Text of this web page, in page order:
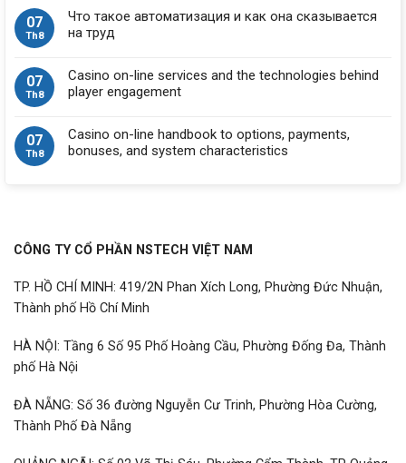
07
Th8
Что такое автоматизация и как она сказывается
на труд
07
Th8
Casino on-line services and the technologies behind
player engagement
07
Th8
Casino on-line handbook to options, payments,
bonuses, and system characteristics
CÔNG TY CỔ PHẦN NSTECH VIỆT NAM
TP. HỒ CHÍ MINH: 419/2N Phan Xích Long, Phường Đức Nhuận,
Thành phố Hồ Chí Minh
HÀ NỘI: Tầng 6 Số 95 Phố Hoàng Cầu, Phường Đống Đa, Thành
phố Hà Nội
ĐÀ NẴNG: Số 36 đường Nguyễn Cư Trinh, Phường Hòa Cường,
Thành Phố Đà Nẵng